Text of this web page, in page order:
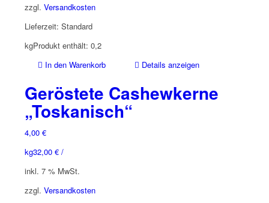
zzgl. Versandkosten
Lieferzeit: Standard
Produkt enthält: 0,2
kg
In den Warenkorb
Details anzeigen
Geröstete Cashewkerne
„Toskanisch“
4,00 €
32,00 €/
kg
inkl. 7 % MwSt.
zzgl. Versandkosten